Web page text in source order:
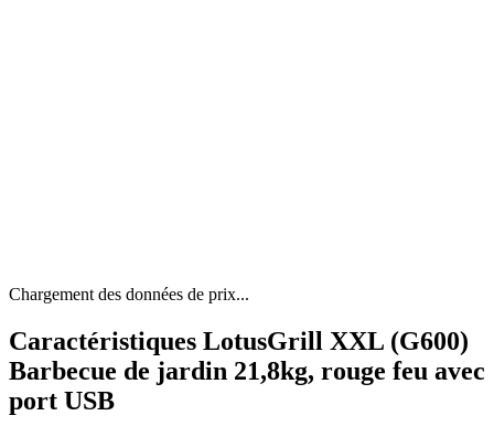
Chargement des données de prix...
Caractéristiques LotusGrill XXL (G600)
Barbecue de jardin 21,8kg, rouge feu avec
port USB